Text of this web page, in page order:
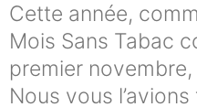
Cette année,
Mois Sans Tabac
premier
Nous vous